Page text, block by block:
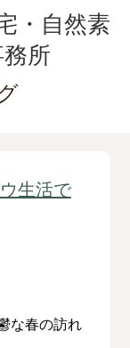
生活で
な春の訪れ